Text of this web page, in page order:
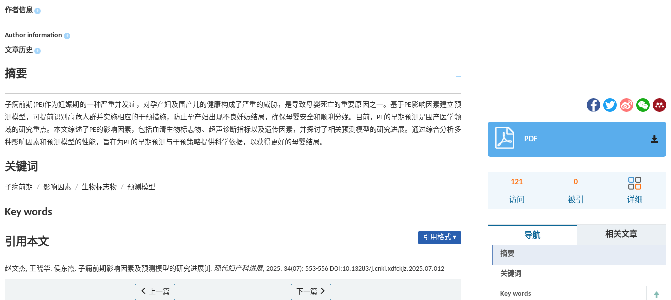
作者信息 +
Author information +
文章历史 +
摘要
子痫前期(PE)作为妊娠期的一种严重并发症，对孕产妇及围产儿的健康构成了严重的威胁，是导致母婴死亡的重要原因之一。基于PE影响因素建立预
测模型，可提前识别高危人群并实施相应的干预措施，防止孕产妇出现不良妊娠结局，确保母婴安全和顺利分娩。目前，PE的早期预测是围产医学领
域的研究重点。本文综述了PE的影响因素，包括血清生物标志物、超声诊断指标以及遗传因素，并探讨了相关预测模型的研究进展。通过综合分析多
种影响因素和预测模型的性能，旨在为PE的早期预测与干预策略提供科学依据，以获得更好的母婴结局。
关键词
子痫前期 / 影响因素 / 生物标志物 / 预测模型
Key words
引用本文 引用格式 ▾
赵文杰, 王晓华, 侯东霞. 子痫前期影响因素及预测模型的研究进展[J]. 现代妇产科进展, 2025, 34(07): 553-556 DOI:10.13283/j.cnki.xdfckjz.2025.07.012
上一篇 下一篇
PDF
121
访问
0
被引 详细
导航 相关文章
摘要
关键词
Key words